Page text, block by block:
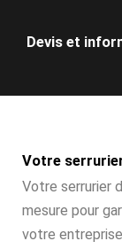
Devis et
Votre
Votre serrurier
mesure pour
votre